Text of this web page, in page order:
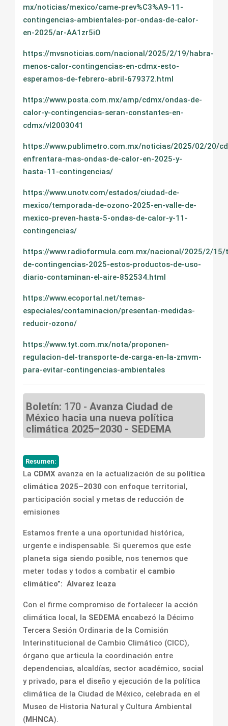
mx/noticias/mexico/came-prev%C3%A9-11-
contingencias-ambientales-por-ondas-de-calor-
en-2025/ar-AA1zr5iO
https://mvsnoticias.com/nacional/2025/2/19/habra-
menos-calor-contingencias-en-cdmx-esto-
esperamos-de-febrero-abril-679372.html
https://www.posta.com.mx/amp/cdmx/ondas-de-
calor-y-contingencias-seran-constantes-en-
cdmx/vl2003041
https://www.publimetro.com.mx/noticias/2025/02/20/
enfrentara-mas-ondas-de-calor-en-2025-y-
hasta-11-contingencias/
https://www.unotv.com/estados/ciudad-de-
mexico/temporada-de-ozono-2025-en-valle-de-
mexico-preven-hasta-5-ondas-de-calor-y-11-
contingencias/
https://www.radioformula.com.mx/nacional/2025/2/15/
de-contingencias-2025-estos-productos-de-uso-
diario-contaminan-el-aire-852534.html
https://www.ecoportal.net/temas-
especiales/contaminacion/presentan-medidas-
reducir-ozono/
https://www.tyt.com.mx/nota/proponen-
regulacion-del-transporte-de-carga-en-la-zmvm-
para-evitar-contingencias-ambientales
Boletín: 170 - Avanza Ciudad de
México hacia una nueva política
climática 2025–2030 - SEDEMA
Resumen:
La CDMX avanza en la actualización de su política
climática 2025–2030 con enfoque territorial,
participación social y metas de reducción de
emisiones
Estamos frente a una oportunidad histórica,
urgente e indispensable. Si queremos que este
planeta siga siendo posible, nos tenemos que
meter todas y todos a combatir el cambio
climático”: Álvarez Icaza
Con el firme compromiso de fortalecer la acción
climática local, la SEDEMA encabezó la Décimo
Tercera Sesión Ordinaria de la Comisión
Interinstitucional de Cambio Climático (CICC),
órgano que articula la coordinación entre
dependencias, alcaldías, sector académico, social
y privado, para el diseño y ejecución de la política
climática de la Ciudad de México, celebrada en el
Museo de Historia Natural y Cultura Ambiental
(MHNCA).